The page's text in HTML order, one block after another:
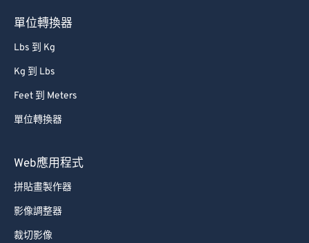
單位轉換器
Lbs 到 Kg
Kg 到 Lbs
Feet 到 Meters
單位轉換器
Web應用程式
拼貼畫製作器
影像調整器
裁切影像